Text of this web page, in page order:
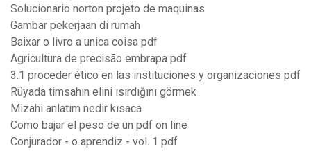
Solucionario norton projeto de maquinas
Gambar pekerjaan di rumah
Baixar o livro a unica coisa pdf
Agricultura de precisão embrapa pdf
3.1 proceder ético en las instituciones y organizaciones pdf
Rüyada timsahın elini ısırdığını görmek
Mizahi anlatım nedir kısaca
Como bajar el peso de un pdf on line
Conjurador - o aprendiz - vol. 1 pdf